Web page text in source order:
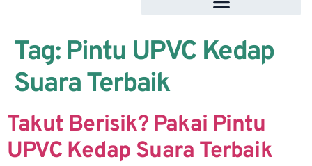
Tag: Pintu UPVC Kedap
Suara Terbaik
Takut Berisik? Pakai Pintu
UPVC Kedap Suara Terbaik